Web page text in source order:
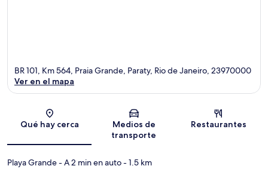
Sección del mapa
BR 101, Km 564, Praia Grande, Paraty, Rio de Janeiro, 23970000
Ver en el mapa
Qué hay cerca
Medios de
transporte
Restaurantes
Playa Grande- A 2 min en auto- 1.5 km